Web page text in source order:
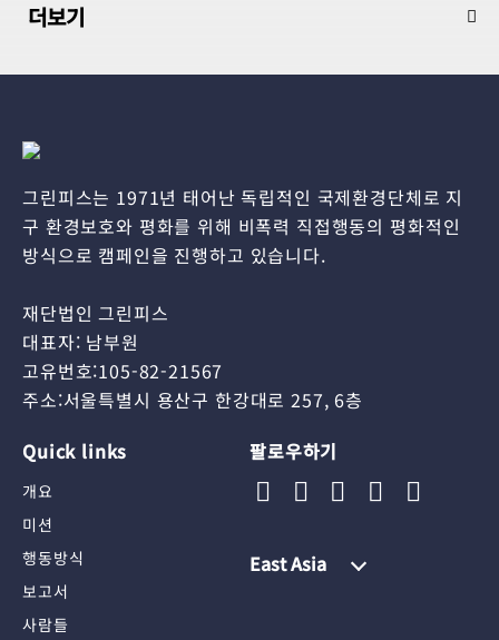
더보기
그린피스는 1971년 태어난 독립적인 국제환경단체로 지
구 환경보호와 평화를 위해 비폭력 직접행동의 평화적인
방식으로 캠페인을 진행하고 있습니다.
재단법인 그린피스
대표자: 남부원
고유번호:105-82-21567
주소:서울특별시 용산구 한강대로 257, 6층
Quick links
개요
미션
행동방식
보고서
사람들
팔로우하기
East Asia